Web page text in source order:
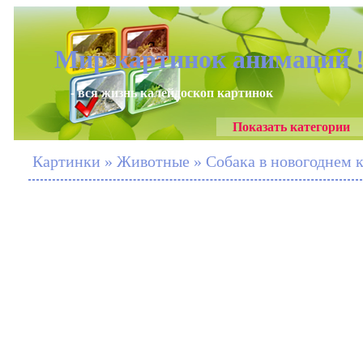
Мир картинок анимаций
- вся жизнь калейдоскоп картинок
Показать категории
Картинки » Животные » Собака в новогоднем